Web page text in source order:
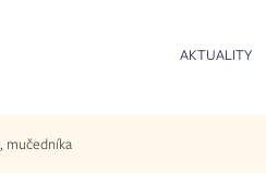
AKTUALITY
mučedníka